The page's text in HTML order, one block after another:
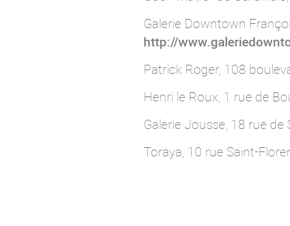
Galerie Downtown
http://
Patrick Roger, 108
Henri le Roux, 1 rue de
Galerie Jousse, 18 rue de
Toraya, 10 rue Saint-